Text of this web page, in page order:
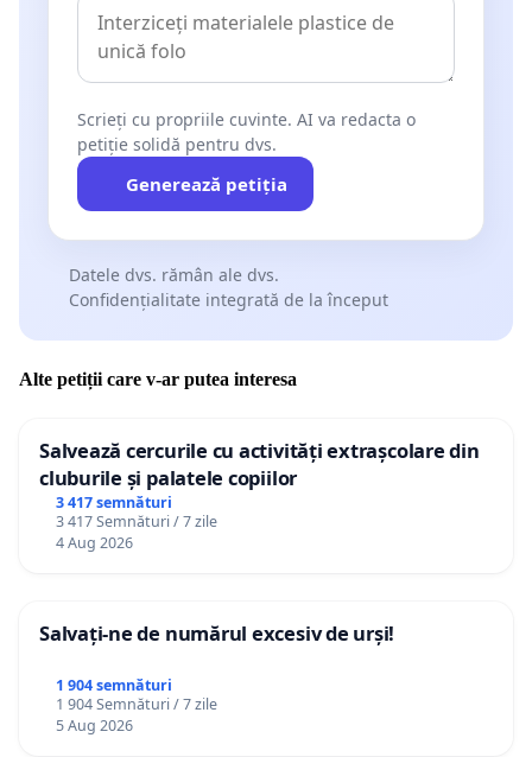
Scrieți cu propriile cuvinte. AI va redacta o
petiție solidă pentru dvs.
Generează petiția
Datele dvs. rămân ale dvs.
Confidențialitate integrată de la început
Alte petiții care v-ar putea interesa
Salvează cercurile cu activități extrașcolare din
cluburile și palatele copiilor
3 417 semnături
3 417 Semnături / 7 zile
4 Aug 2026
Salvați-ne de numărul excesiv de urși!
1 904 semnături
1 904 Semnături / 7 zile
5 Aug 2026